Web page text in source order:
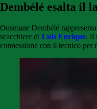
Dembélé esalta il
Ousmane Dembélé
scacchiere di Luis Enrique. Il
connessione con il tecnico per